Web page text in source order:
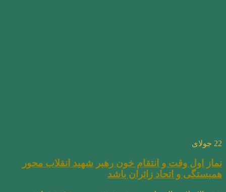
22 جولای
نماز اول وقت و انتقام خون رهبر شهید انقلاب محور
همبستگی و اتحاد زائران باشد